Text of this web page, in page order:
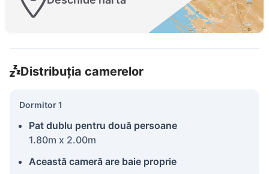
Distribuția camerelor
Dormitor 1
Pat dublu pentru două persoane
1.80m x 2.00m
Această cameră are baie proprie